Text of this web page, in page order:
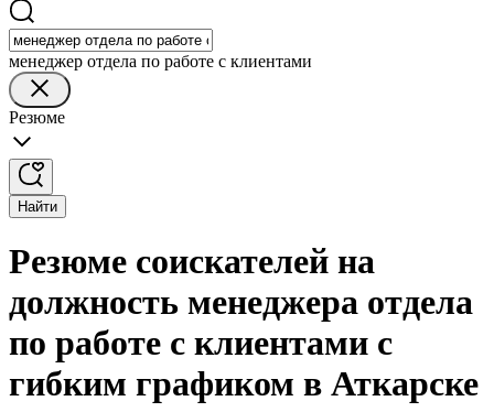
менеджер отдела по работе с клиентами
Резюме
Найти
Резюме соискателей на
должность менеджера отдела
по работе с клиентами с
гибким графиком в Аткарске